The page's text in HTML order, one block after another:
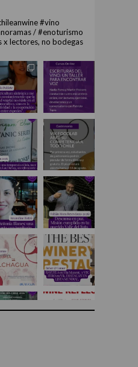
#vino
/ #enoturismo
x lectores, no bodegas